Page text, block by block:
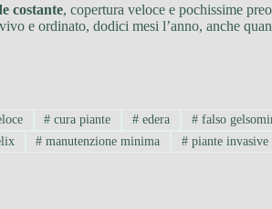
costante, copertura veloce e pochissime
e ordinato, dodici mesi l’anno, anche
# cura piante # edera # falso
# manutenzione minima # piante invasive